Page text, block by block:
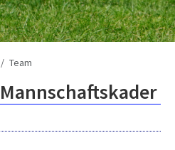
Team
Mannschaftskader